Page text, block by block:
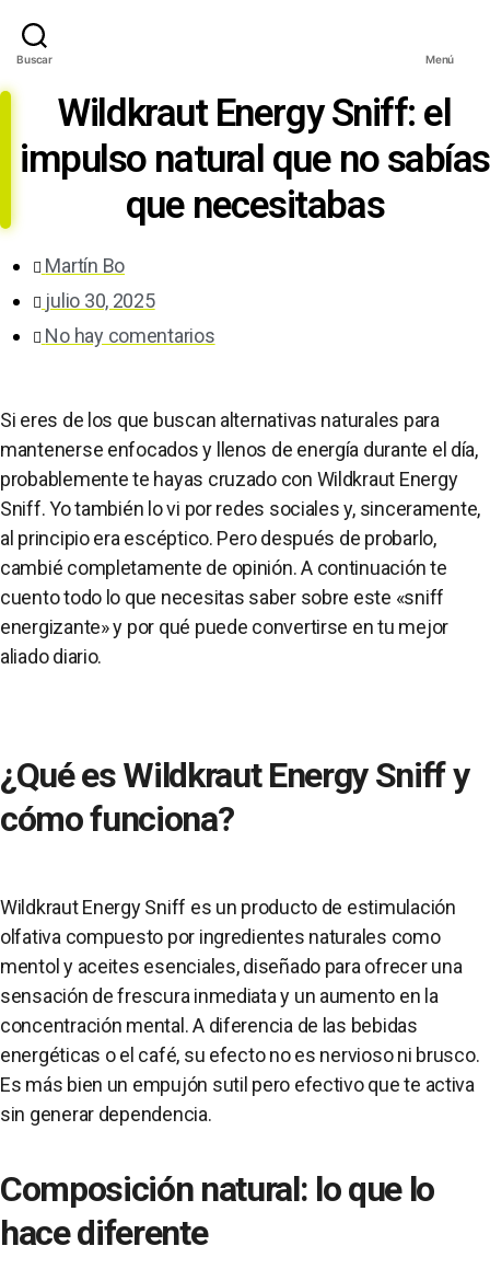
Buscar Menú
Wildkraut Energy Sniff: el
impulso natural que no sabías
que necesitabas
Martín Bo
julio 30, 2025
No hay comentarios
Si eres de los que buscan alternativas naturales para
mantenerse enfocados y llenos de energía durante el día,
probablemente te hayas cruzado con Wildkraut Energy
Sniff. Yo también lo vi por redes sociales y, sinceramente,
al principio era escéptico. Pero después de probarlo,
cambié completamente de opinión. A continuación te
cuento todo lo que necesitas saber sobre este «sniff
energizante» y por qué puede convertirse en tu mejor
aliado diario.
¿Qué es Wildkraut Energy Sniff y
cómo funciona?
Wildkraut Energy Sniff es un producto de estimulación
olfativa compuesto por ingredientes naturales como
mentol y aceites esenciales, diseñado para ofrecer una
sensación de frescura inmediata y un aumento en la
concentración mental. A diferencia de las bebidas
energéticas o el café, su efecto no es nervioso ni brusco.
Es más bien un empujón sutil pero efectivo que te activa
sin generar dependencia.
Composición natural: lo que lo
hace diferente